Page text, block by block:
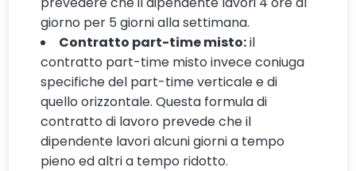
giorno per 5 giorni alla settimana.
Contratto part-time misto:il
contratto part-time misto invece coniuga
specifiche del part-time verticale e di
quello orizzontale. Questa formula di
contratto di lavoro prevede che il
dipendente lavori alcuni giorni a tempo
pieno ed altri a tempo ridotto.